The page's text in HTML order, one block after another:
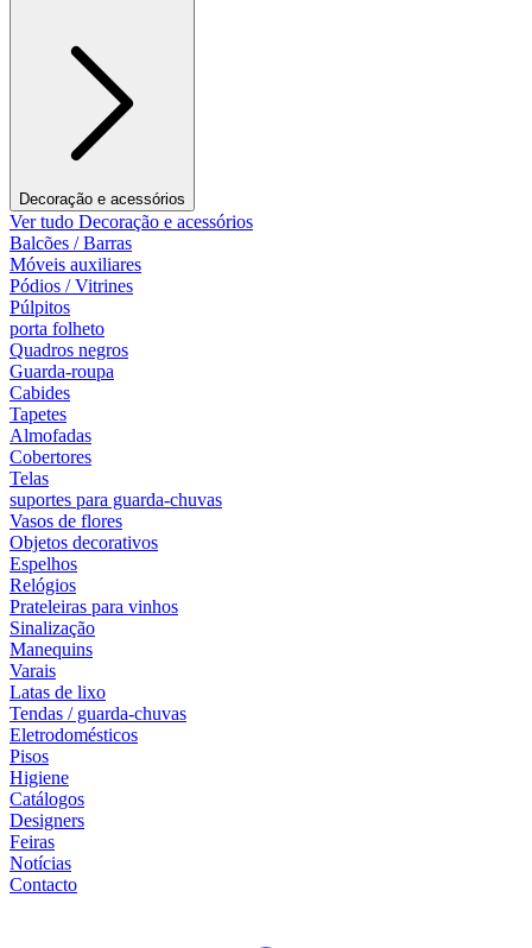
Decoração e acessórios
Ver tudo Decoração e acessórios
Balcões / Barras
Móveis auxiliares
Pódios / Vitrines
Púlpitos
porta folheto
Quadros negros
Guarda-roupa
Cabides
Tapetes
Almofadas
Cobertores
Telas
suportes para guarda-chuvas
Vasos de flores
Objetos decorativos
Espelhos
Relógios
Prateleiras para vinhos
Sinalização
Manequins
Varais
Latas de lixo
Tendas / guarda-chuvas
Eletrodomésticos
Pisos
Higiene
Catálogos
Designers
Feiras
Notícias
Contacto